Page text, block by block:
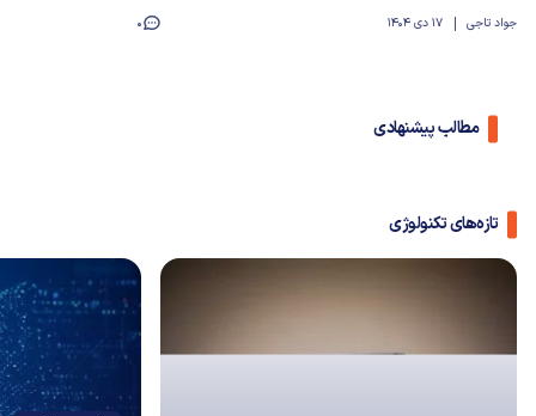
جواد تاجی 17 دی 1404 0
مطالب پیشنهادی
تازه‌های تکنولوژی